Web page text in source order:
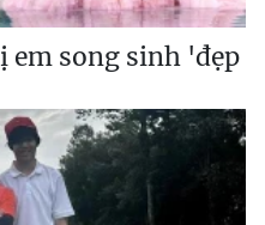
em song sinh 'đẹp